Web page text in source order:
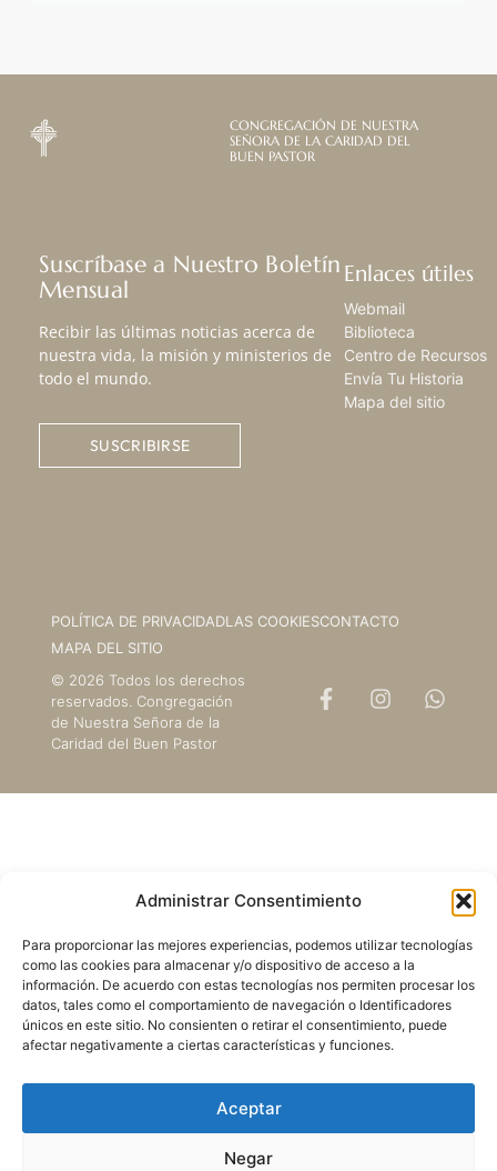
Administrar Consentimiento
Para proporcionar las mejores experiencias, podemos utilizar tecnologías
como las cookies para almacenar y/o dispositivo de acceso a la
información. De acuerdo con estas tecnologías nos permiten procesar los
datos, tales como el comportamiento de navegación o Identificadores
únicos en este sitio. No consienten o retirar el consentimiento, puede
afectar negativamente a ciertas características y funciones.
Aceptar
Negar
CONGREGACIÓN DE NUESTRA
SEÑORA DE LA CARIDAD DEL
BUEN PASTOR
Suscríbase a Nuestro Boletín
Mensual
Recibir las últimas noticias acerca de
nuestra vida, la misión y ministerios de
todo el mundo.
SUSCRIBIRSE
Enlaces útiles
Webmail
Biblioteca
Centro de Recursos
Envía Tu Historia
Mapa del sitio
POLÍTICA DE PRIVACIDADLAS COOKIESCONTACTO
MAPA DEL SITIO
© 2026 Todos los derechos
reservados. Congregación
de Nuestra Señora de la
Caridad del Buen Pastor